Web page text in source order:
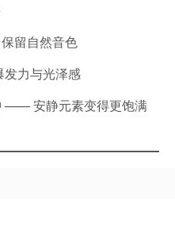
留自然音色
发力与光泽感
—— 安静元素变得更饱满